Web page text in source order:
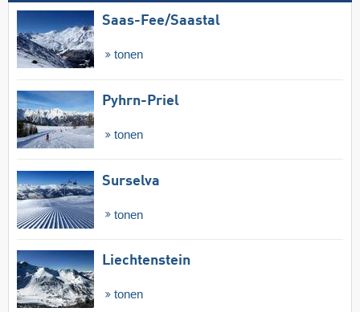
Saas-Fee/​Saastal
tonen
Pyhrn-Priel
tonen
Surselva
tonen
Liechtenstein
tonen